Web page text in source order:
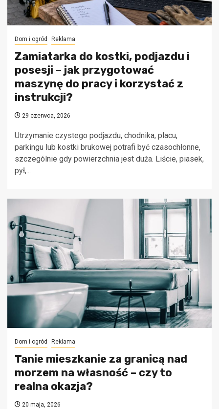
Dom i ogród Reklama
Zamiatarka do kostki, podjazdu i
posesji – jak przygotować
maszynę do pracy i korzystać z
instrukcji?
29 czerwca, 2026
Utrzymanie czystego podjazdu, chodnika, placu,
parkingu lub kostki brukowej potrafi być czasochłonne,
szczególnie gdy powierzchnia jest duża. Liście, piasek,
pył,...
Dom i ogród Reklama
Tanie mieszkanie za granicą nad
morzem na własność – czy to
realna okazja?
20 maja, 2026